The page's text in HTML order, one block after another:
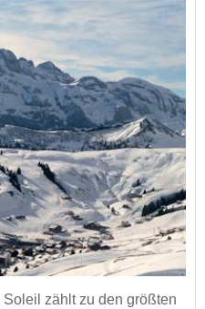
zählt zu den größten